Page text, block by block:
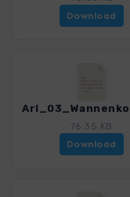
Download
76.35 KB
Download